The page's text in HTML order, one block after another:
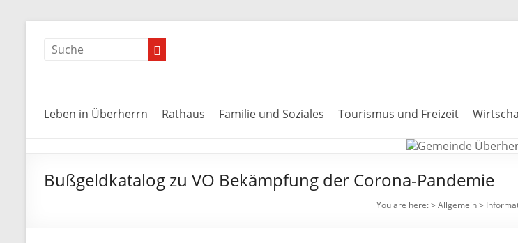
Leben in Überherrn Rathaus Familie und Soziales Tourismus und Freizeit
Bußgeldkatalog zu VO Bekämpfung der Corona-Pandemie
You are here:> Allgemein>